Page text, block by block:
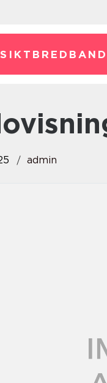
admin